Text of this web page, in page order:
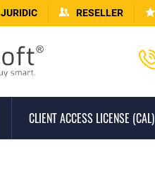
JURIDIC RESELLER
CLIENT ACCESS LICENSE (CAL)